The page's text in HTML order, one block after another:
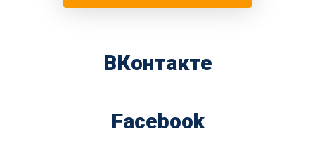
ВКонтакте
Facebook